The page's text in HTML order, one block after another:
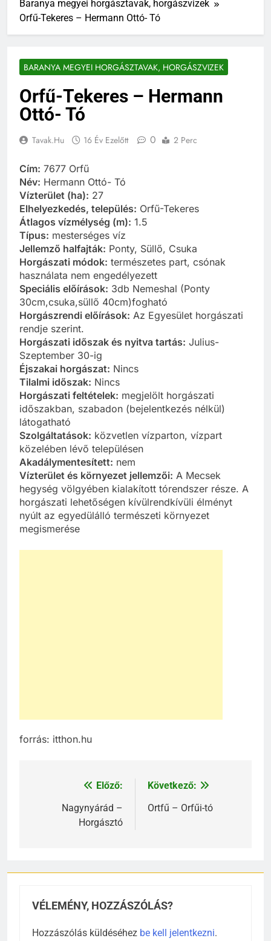
Baranya megyei horgásztavak, horgászvizek
Orfű-Tekeres – Hermann Ottó- Tó
BARANYA MEGYEI HORGÁSZTAVAK, HORGÁSZVIZEK
Orfű-Tekeres – Hermann
Ottó- Tó
Tavak.hu 16 Év Ezelőtt 0 2 Perc
Cím: 7677 Orfű
Név: Hermann Ottó- Tó
Vízterület (ha): 27
Elhelyezkedés, település: Orfű-Tekeres
Átlagos vízmélység (m): 1.5
Típus: mesterséges víz
Jellemző halfajták: Ponty, Süllő, Csuka
Horgászati módok: természetes part, csónak
használata nem engedélyezett
Speciális előírások: 3db Nemeshal (Ponty
30cm,csuka,süllő 40cm)fogható
Horgászrendi előírások: Az Egyesület horgászati
rendje szerint.
Horgászati időszak és nyitva tartás: Julius-
Szeptember 30-ig
Éjszakai horgászat: Nincs
Tilalmi időszak: Nincs
Horgászati feltételek: megjelölt horgászati
időszakban, szabadon (bejelentkezés nélkül)
látogatható
Szolgáltatások: közvetlen vízparton, vízpart
közelében lévő településen
Akadálymentesített: nem
Vízterület és környezet jellemzői: A Mecsek
hegység völgyében kialakított tórendszer része. A
horgászati lehetőségen kívülrendkívüli élményt
nyúlt az egyedülálló természeti környezet
megismerése
forrás: itthon.hu
Bejegyzés
navigáció
Előző:
Nagynyárád –
Horgásztó
Következő:
Ortfű – Orfűi-tó
VÉLEMÉNY, HOZZÁSZÓLÁS?
Hozzászólás küldéséhez be kell jelentkezni.